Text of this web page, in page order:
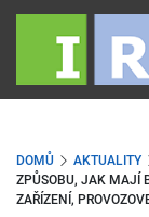
Přejít
obsahu
DOMŮ AKTUALITY
ZPŮSOBU, JAK MAJÍ
ZAŘÍZENÍ,